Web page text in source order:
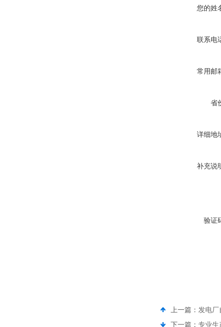
您的姓
联系电
常用邮
省
详细地
补充说
验证
上一篇： 发电厂
下一篇： 专业生